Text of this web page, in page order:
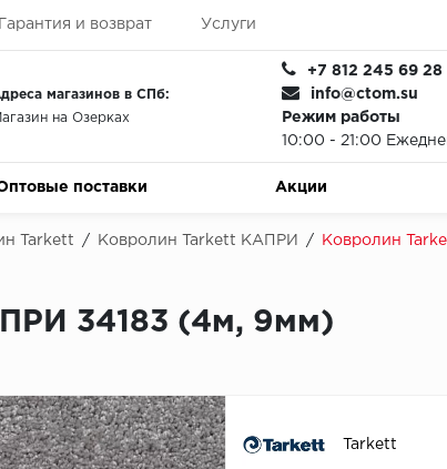
Гарантия и возврат Услуги
магазинов в СПб:
на Озерках
+7 812 245 69 28
info@ctom.su
Режим работы
10:00 - 21:00
поставки Акции
Tarkett / Ковролин Tarkett КАПРИ / Ковролин
34183 (4м, 9мм)
Tarkett